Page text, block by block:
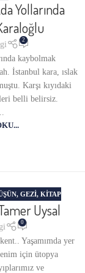
Yollarında
2
kaybolmak
İstanbul kara, ıslak
Karşı kıyıdaki
belli belirsiz.
, GEZI, KITAP
Uysal
0
Yaşamımda yer
için ütopya
ve